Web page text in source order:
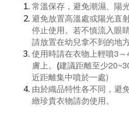
常溫保存，避免潮濕、陽
避免放置高溫處或陽光直
停止使用。若不慎流入眼
請放置在幼兒拿不到的地方
使用時請在衣物上輕噴3 ～
膚上。 (建議距離至少
近距離集中噴於一處)
由於織品特性各不同，避
緻珍貴衣物請勿使用。